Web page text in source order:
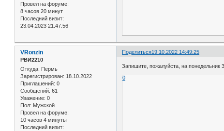
Провел на форуме:
8 часов 20 минут
Последний визит:
23.04.2023 21:47:56
Поделиться19.10.2022 14:49:25
VRonzin
РВИ2210
Откуда: Пермь
Зарегистрирован: 18.10.2022
Приглашений: 0
Сообщений: 61
Уважение: 0
Пол: Мужской
Провел на форуме:
10 часов 4 минуты
Последний визит:
Запишите, пожалуйста, на понедельник
0